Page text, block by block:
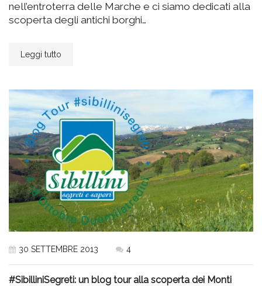
nell’entroterra delle Marche e ci siamo dedicati alla
scoperta degli antichi borghi…
Leggi tutto
30 SETTEMBRE 2013 4
#SibilliniSegreti: un blog tour alla scoperta dei Monti